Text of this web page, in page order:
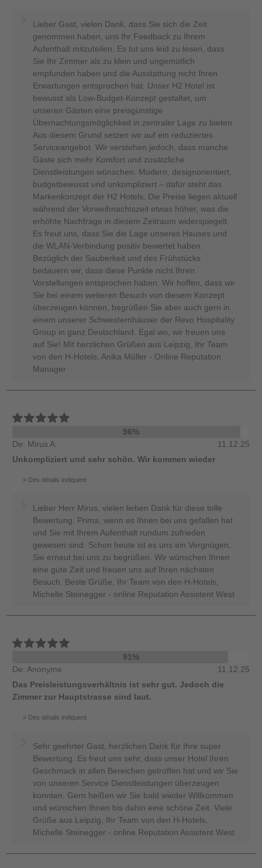
Lieber Gast, vielen Dank, dass Sie sich die Zeit
genommen haben, uns Ihr Feedback zu Ihrem
Aufenthalt mitzuteilen. Es tut uns leid zu lesen, dass
Sie Ihr Zimmer als zu klein und ungemütlich
empfunden haben und die Ausstattung nicht Ihren
Erwartungen entsprochen hat. Unser H2 Hotel ist
bewusst als Low-Budget-Konzept gestaltet, um
unseren Gästen eine preisgünstige
Übernachtungsmöglichkeit in zentraler Lage zu bieten.
Aus diesem Grund setzen wir auf ein reduziertes
Serviceangebot. Wir verstehen jedoch, dass manche
Gäste sich mehr Komfort und zusätzliche
Dienstleistungen wünschen. Modern, designorientiert,
budgetbewusst und unkompliziert – dafür steht das
Markenkonzept der H2 Hotels. Die Preise liegen aktuell
während der Vorweihnachtszeit etwas höher, was die
erhöhte Nachfrage in diesem Zeitraum widerspiegelt.
Es freut uns, dass Sie die Lage unseres Hauses und
die WLAN-Verbindung positiv bewertet haben.
Bezüglich der Sauberkeit und des Frühstücks
bedauern wir, dass diese Punkte nicht Ihren
Vorstellungen entsprochen haben. Wir hoffen, dass wir
Sie bei einem weiteren Besuch von diesem Konzept
überzeugen können, begrüßen Sie aber auch gern in
einem unserer Schwesternhäuser der Revo Hospitality
Group in ganz Deutschland. Egal wo, wir freuen uns
auf Sie! Mit herzlichen Grüßen aus Leipzig, Ihr Team
von den H-Hotels, Anika Müller - Online Reputation
Manager
96%
De: Mirus A.
11.12.25
Unkompliziert und sehr schön. Wir kommen wieder
Des détails indiquent
Lieber Herr Mirus, vielen lieben Dank für diese tolle
Bewertung. Prima, wenn es Ihnen bei uns gefallen hat
und Sie mit Ihrem Aufenthalt rundum zufrieden
gewesen sind. Schon heute ist es uns ein Vergnügen,
Sie erneut bei uns zu begrüßen. Wir wünschen Ihnen
eine gute Zeit und freuen uns auf Ihren nächsten
Besuch. Beste Grüße, Ihr Team von den H-Hotels,
Michelle Steinegger - online Reputation Assistent West
91%
De: Anonyme
11.12.25
Das Preisleistungsverhältnis ist sehr gut. Jedoch die
Zimmer zur Hauptstrasse sind laut.
Des détails indiquent
Sehr geehrter Gast, herzlichen Dank für Ihre super
Bewertung. Es freut uns sehr, dass unser Hotel Ihren
Geschmack in allen Bereichen getroffen hat und wir Sie
von unseren Service Dienstleistungen überzeugen
konnten. Gern heißen wir Sie bald wieder Willkommen
und wünschen Ihnen bis dahin eine schöne Zeit. Viele
Grüße aus Leipzig, Ihr Team von den H-Hotels,
Michelle Steinegger - online Reputation Assistent West